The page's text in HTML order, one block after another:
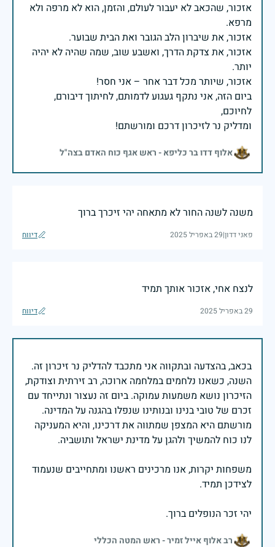
אזכור, שהכאב לא יעבור לעולם, והזמן, הוא לא מרפה ולא
אזכור, את צדקת הדרך, ואשבע שוב, שמה שהיה לא יהיה
ביום הזה, אני נתקף געגוע לדמותם, לחיתוך דיבורם,
ומדליק נר לזיכרון דרכם ומורשתם!
אלוף דדו בר כליפא - ראש אגף כוח האדם בצה"ל
משנה לשנה החור לא מתאחה יהי זיכרך ברוך
פאני דדון|29 באפריל 2025 דיווח
לנצח אחי, אזכור אותך תמיד
29 באפריל 2025 דיווח
בכאב, בהצדעה ובתקווה אני מתכבד להדליק נר זיכרון זה.
השנה, כשאנו נלחמים במלחמה ארוכה, רב זירתית וצודקת,
הזיכרון נושא משמעות עמוקה. ביום זה נעצור ונתייחד עם
זכרם של טובי בנינו ובנותינו שנפלו בהגנה על המדינה.
מורשתם היא המצפן שמתווה את דרכינו, והיא המעניקה
משפחות יקרות, אנו מרכינים ראשנו ומתחייבים שנעמוד
יהי זכר הנופלים ברוך.
רב אלוף אייל זמיר - ראש המטה הכללי